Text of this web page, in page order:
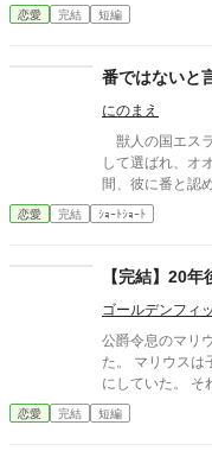
ート様の本音を。 『我慢するしかない』 『彼女といると疲れる』
私はルパート様
は、他投稿サイ
恋愛 完結 短編
番ではないと
にのまえ
獣人の国エス
して選ばれ、オ
間、彼に番と認
まま冷遇され続ける。 それでも王妃として国に
ノーだったが、
決意し、国を去ろうとする。 しか
に広域回復魔法で多くの命を
わりのはずだった。 だが次に目を覚ますと、スノーは
結婚式当日に戻
式の誓いの瞬間へと戻される。
恋愛 完結 ｼｮｰﾄｼｮｰﾄ
【完結】20年
ゴールデンフィ
公爵令息のマリ
た。 マリウスは
にしていた。 それから20年。 マリウスはゾフィーと結婚し、タ
チアナは伯爵夫人となっていた
スは婚約破棄騒動の真実を知る
恋愛 完結 短編